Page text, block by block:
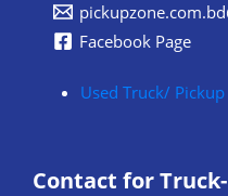
Facebook Page
Used Truck/
Contact for